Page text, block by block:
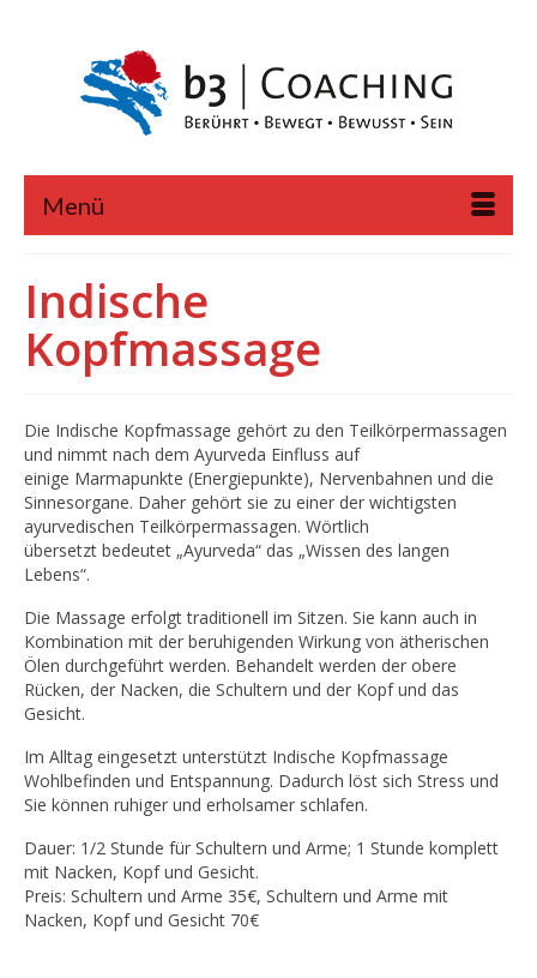
Menü
Indische
Kopfmassage
Die Indische Kopfmassage gehört zu den Teilkörpermassagen
und nimmt nach dem Ayurveda Einfluss auf
einige Marmapunkte (Energiepunkte), Nervenbahnen und die
Sinnesorgane. Daher gehört sie zu einer der wichtigsten
ayurvedischen Teilkörpermassagen. Wörtlich
übersetzt bedeutet „Ayurveda“ das „Wissen des langen
Lebens“.
Die Massage erfolgt traditionell im Sitzen. Sie kann auch in
Kombination mit der beruhigenden Wirkung von ätherischen
Ölen durchgeführt werden. Behandelt werden der obere
Rücken, der Nacken, die Schultern und der Kopf und das
Gesicht.
Im Alltag eingesetzt unterstützt Indische Kopfmassage
Wohlbefinden und Entspannung. Dadurch löst sich Stress und
Sie können ruhiger und erholsamer schlafen.
Dauer: 1/2 Stunde für Schultern und Arme; 1 Stunde komplett
mit Nacken, Kopf und Gesicht.
Preis: Schultern und Arme 35€, Schultern und Arme mit
Nacken, Kopf und Gesicht 70€